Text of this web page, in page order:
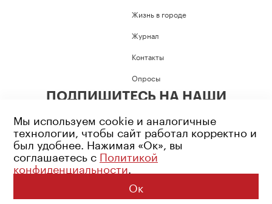
Жизнь в городе
Журнал
Контакты
Опросы
ПОДПИШИТЕСЬ НА НАШИ
Возрастное ограничение: 16+
Политика конфиденциальности
© 2026 Все права защищены
Мы используем cookie и аналогичные
технологии, чтобы сайт работал корректно и
был удобнее. Нажимая «Ок», вы
соглашаетесь с Политикой
конфиденциальности.
Ок